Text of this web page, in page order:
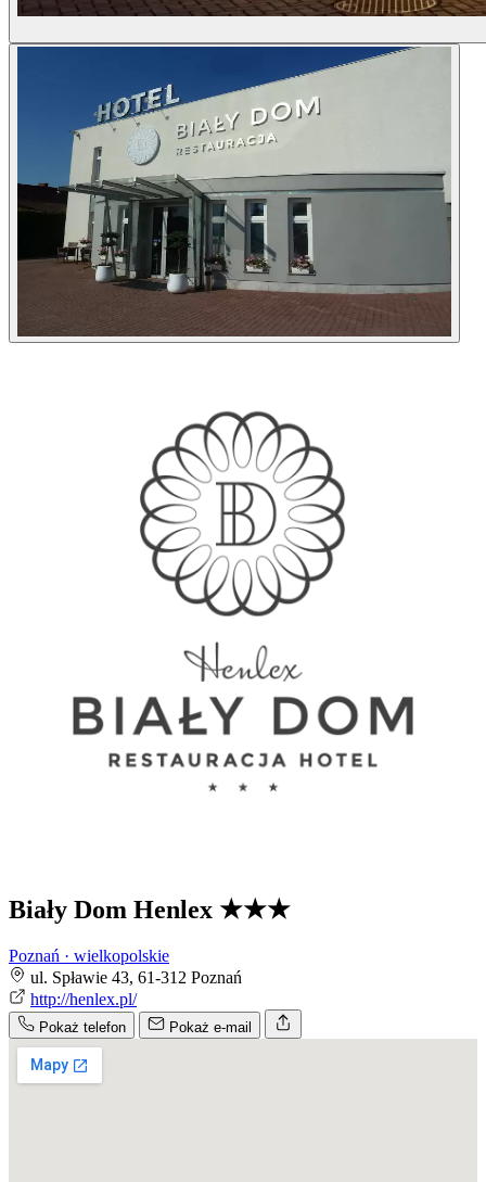
Biały Dom Henlex ★★★
Poznań · wielkopolskie
ul. Spławie 43, 61-312 Poznań
http://henlex.pl/
Pokaż telefon Pokaż e-mail